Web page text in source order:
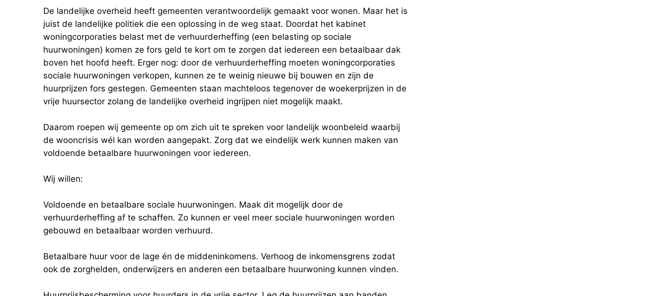
De landelijke overheid heeft gemeenten verantwoordelijk gemaakt voor wonen. Maar het is
juist de landelijke politiek die een oplossing in de weg staat. Doordat het kabinet
woningcorporaties belast met de verhuurderheffing (een belasting op sociale
huurwoningen) komen ze fors geld te kort om te zorgen dat iedereen een betaalbaar dak
boven het hoofd heeft. Erger nog: door de verhuurderheffing moeten woningcorporaties
sociale huurwoningen verkopen, kunnen ze te weinig nieuwe bij bouwen en zijn de
huurprijzen fors gestegen. Gemeenten staan machteloos tegenover de woekerprijzen in de
vrije huursector zolang de landelijke overheid ingrijpen niet mogelijk maakt.
Daarom roepen wij gemeente op om zich uit te spreken voor landelijk woonbeleid waarbij
de wooncrisis wél kan worden aangepakt. Zorg dat we eindelijk werk kunnen maken van
voldoende betaalbare huurwoningen voor iedereen.
Wij willen:
Voldoende en betaalbare sociale huurwoningen. Maak dit mogelijk door de
verhuurderheffing af te schaffen. Zo kunnen er veel meer sociale huurwoningen worden
gebouwd en betaalbaar worden verhuurd.
Betaalbare huur voor de lage én de middeninkomens. Verhoog de inkomensgrens zodat
ook de zorghelden, onderwijzers en anderen een betaalbare huurwoning kunnen vinden.